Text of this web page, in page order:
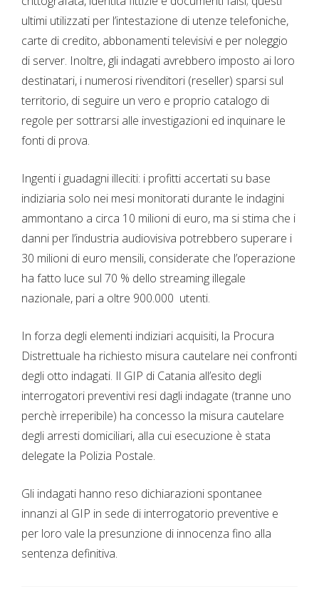
ultimi utilizzati per l’intestazione di utenze telefoniche,
carte di credito, abbonamenti televisivi e per noleggio
di server. Inoltre, gli indagati avrebbero imposto ai loro
destinatari, i numerosi rivenditori (reseller) sparsi sul
territorio, di seguire un vero e proprio catalogo di
regole per sottrarsi alle investigazioni ed inquinare le
fonti di prova.
Ingenti i guadagni illeciti: i profitti accertati su base
indiziaria solo nei mesi monitorati durante le indagini
ammontano a circa 10 milioni di euro, ma si stima che i
danni per l’industria audiovisiva potrebbero superare i
30 milioni di euro mensili, considerate che l’operazione
ha fatto luce sul 70 % dello streaming illegale
nazionale, pari a oltre 900.000 utenti.
In forza degli elementi indiziari acquisiti, la Procura
Distrettuale ha richiesto misura cautelare nei confronti
degli otto indagati. Il GIP di Catania all’esito degli
interrogatori preventivi resi dagli indagate (tranne uno
perchè irreperibile) ha concesso la misura cautelare
degli arresti domiciliari, alla cui esecuzione è stata
delegate la Polizia Postale.
Gli indagati hanno reso dichiarazioni spontanee
innanzi al GIP in sede di interrogatorio preventive e
per loro vale la presunzione di innocenza fino alla
sentenza definitiva.